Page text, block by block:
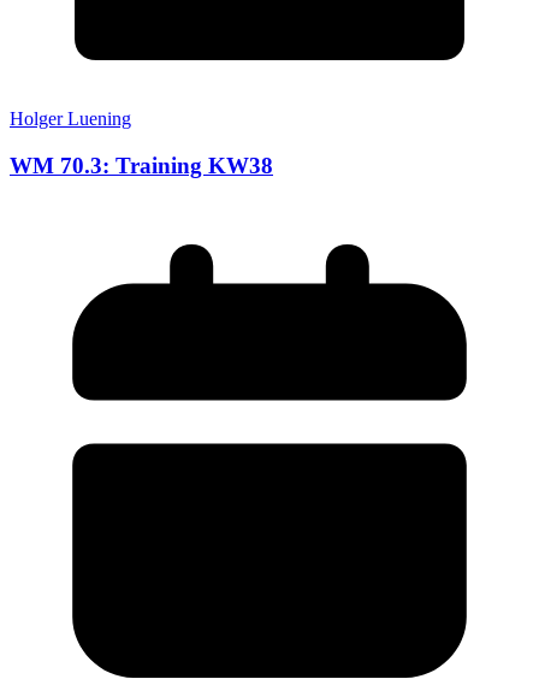
Holger Luening
WM 70.3: Training KW38